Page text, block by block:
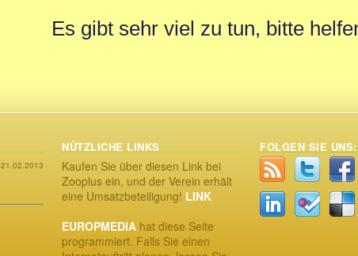
Es gibt sehr viel zu tun, bitte
21.02.2013
NÜTZLICHE LINKS
Kaufen Sie über diesen Link bei
Zooplus ein, und der Verein erhält
eine Umsatzbeteiligung! LINK
EUROPMEDIA hat diese Seite
programmiert. Falls Sie einen
FOLGEN SIE UNS: